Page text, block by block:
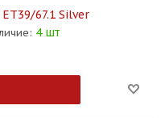
67.1 Silver
4 шт